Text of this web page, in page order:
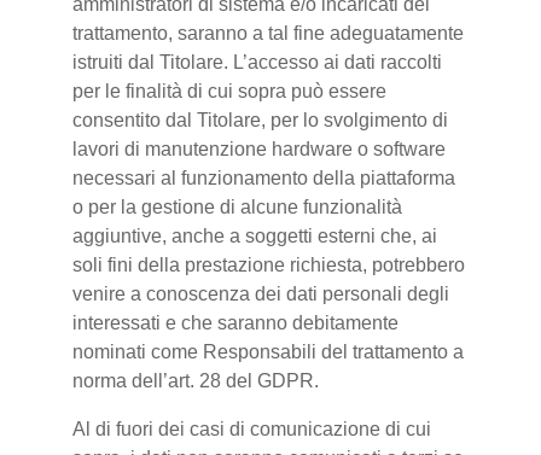
amministratori di sistema e/o incaricati del
trattamento, saranno a tal fine adeguatamente
istruiti dal Titolare. L’accesso ai dati raccolti
per le finalità di cui sopra può essere
consentito dal Titolare, per lo svolgimento di
lavori di manutenzione hardware o software
necessari al funzionamento della piattaforma
o per la gestione di alcune funzionalità
aggiuntive, anche a soggetti esterni che, ai
soli fini della prestazione richiesta, potrebbero
venire a conoscenza dei dati personali degli
interessati e che saranno debitamente
nominati come Responsabili del trattamento a
norma dell’art. 28 del GDPR.
Al di fuori dei casi di comunicazione di cui